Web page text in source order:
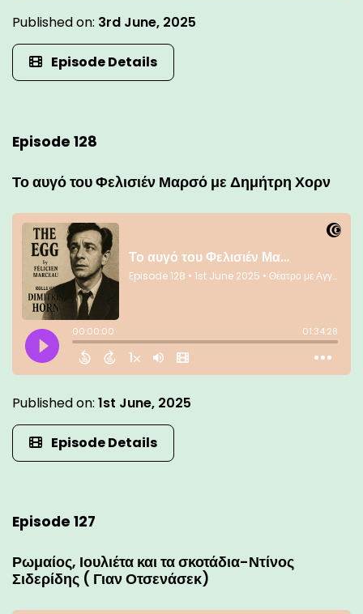
Published on: 3rd June, 2025
Episode Details
Episode 128
Το αυγό του Φελισιέν Μαρσό με Δημήτρη Χορν
Published on: 1st June, 2025
Episode Details
Episode 127
Ρωμαίος, Ιουλιέτα και τα σκοτάδια-Ντίνος
Σιδερίδης ( Γιαν Οτσενάσεκ)